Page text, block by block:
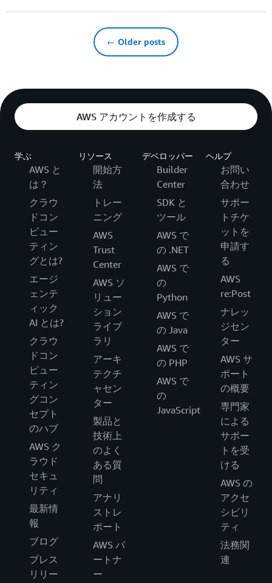
← Older posts
AWS アカウントを作成する
学ぶ
AWS と
は？
クラウ
ドコン
ピュー
ティン
グとは?
エージ
ェンテ
ィック
AI とは?
クラウ
ドコン
ピュー
ティン
グコン
セプト
のハブ
AWS ク
ラウド
セキュ
リティ
最新情
報
ブログ
プレス
リリー
リソース
開始方
法
トレー
ニング
AWS
Trust
Center
AWS ソ
リュー
ション
ライブ
ラリ
アーキ
テクチ
ャセン
ター
製品と
技術上
のよく
ある質
問
アナリ
ストレ
ポート
AWS パ
ートナ
ー
デベロッパー
Builder
Center
SDK と
ツール
AWS で
の .NET
AWS で
の
Python
AWS で
の Java
AWS で
の PHP
AWS で
の
JavaScript
ヘルプ
お問い
合わせ
サポー
トチケ
ットを
申請す
る
AWS
re:Post
ナレッ
ジセン
ター
AWS サ
ポート
の概要
専門家
による
サポー
トを受
ける
AWS の
アクセ
シビリ
ティ
法務関
連